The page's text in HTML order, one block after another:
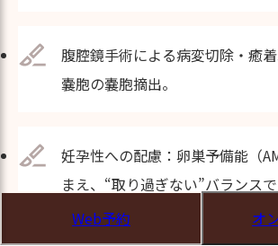
腹腔鏡手術による病変切除・癒
嚢胞の嚢胞摘出。
妊孕性への配慮：卵巣予備能（
まえ、“取り過ぎない”バランス
します。
Web予約 オ